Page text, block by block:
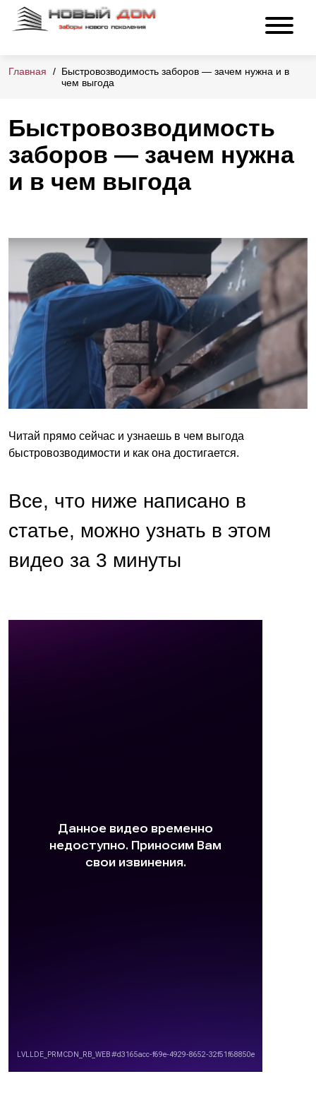
Главная
Быстровозводимость заборов — зачем нужна и в
чем выгода
Быстровозводимость
заборов — зачем нужна
и в чем выгода
Читай прямо сейчас и узнаешь в чем выгода
быстровозводимости и как она достигается.
Все, что ниже написано в
статье, можно узнать в этом
видео за 3 минуты